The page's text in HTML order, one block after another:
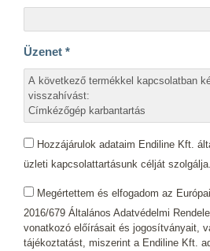
Üzenet *
Hozzájárulok adataim Endiline Kft.
üzleti kapcsolattartásunk célját szolgálja.
Megértettem és elfogadom az
2016/679 Általános Adatvédelmi
vonatkozó előírásait és jogosítványait,
tájékoztatást, miszerint a Endiline Kft.